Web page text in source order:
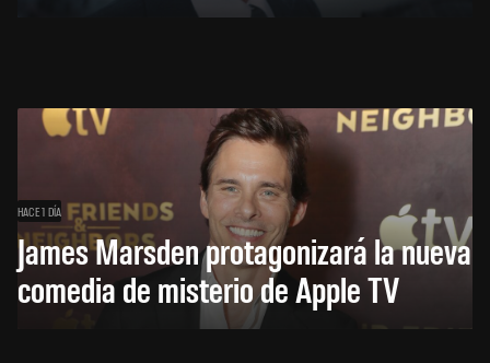
HACE 1 DÍA
James Marsden protagonizará la nueva
comedia de misterio de Apple TV